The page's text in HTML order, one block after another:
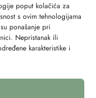
poput kolačića za
s ovim tehnologijama
ponašanje pri
Nepristanak ili
karakteristike i